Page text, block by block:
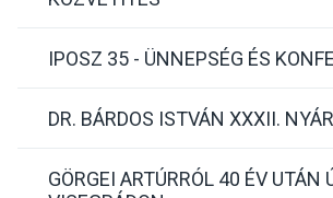
IPOSZ 35 - ÜNNEPSÉG ÉS
DR. BÁRDOS ISTVÁN XXXII.
GÖRGEI ARTÚRRÓL 40 ÉV UTÁN